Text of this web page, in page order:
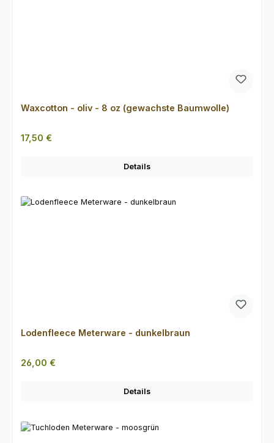
Waxcotton - oliv - 8 oz (gewachste Baumwolle)
Regulärer Preis:
17,50 €
Details
Lodenfleece Meterware - dunkelbraun
Regulärer Preis:
26,00 €
Details